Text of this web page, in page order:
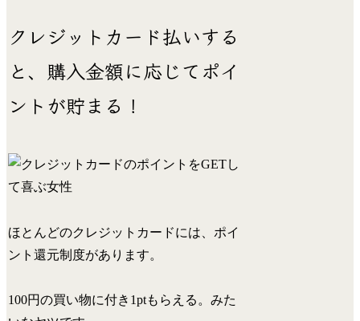
クレジットカード払いする
と、購入金額に応じてポイ
ントが貯まる！
ほとんどのクレジットカードには、 ポイ
ント還元制度があります。
100円の買い物に付き1ptもらえる。みた